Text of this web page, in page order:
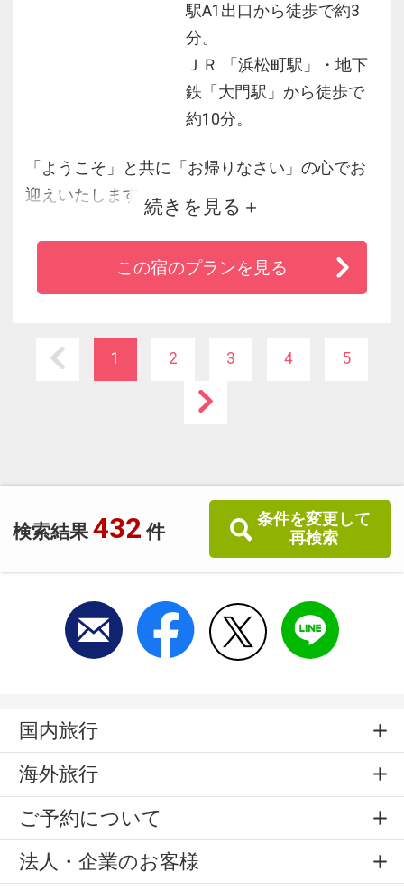
検索結果 432 件
条件を変更して
再検索
駅A1出口から徒歩で約3
分。
ＪＲ 「浜松町駅」・地下
鉄「大門駅」から徒歩で
約10分。
「ようこそ」と共に「お帰りなさい」の心でお
迎えいたします
わが家にたどり着いたような安らぎをお受け取
りください
～ホテルの特徴～
◆地下鉄芝公園駅から徒歩３分
◆ＪＲ浜松町駅、地下鉄大門駅も徒歩圏内(６路
続きを見る
この宿のプランを見る
1 2 3 4 5
国内旅行
海外旅行
ご予約について
法人・企業のお客様